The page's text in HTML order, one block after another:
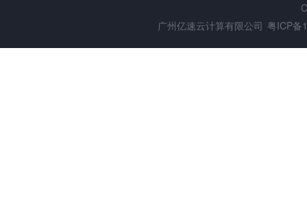
广州亿速云计算有限公司 粤ICP备